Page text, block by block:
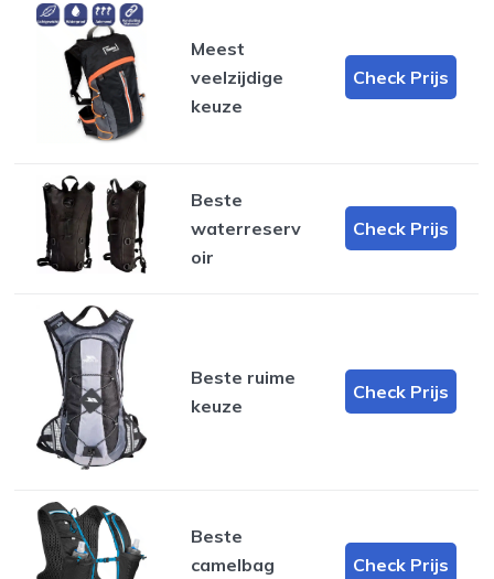
Meest
veelzijdige
keuze
Check Prijs
Beste
waterreserv
oir
Check Prijs
Beste ruime
keuze
Check Prijs
Beste
camelbag
Check Prijs